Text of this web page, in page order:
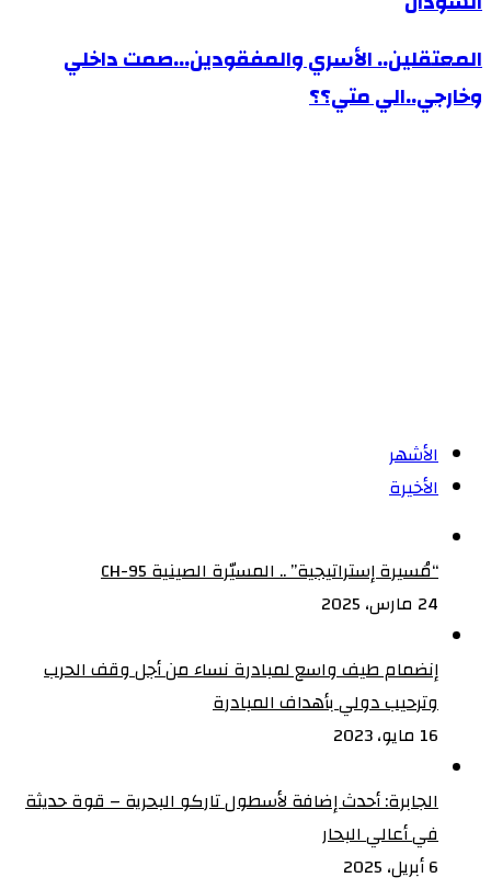
خارطة
طريق
المعتقلين..
الأسري
والمفقودين...صمت
المعتقلين.. الأسري والمفقودين...صمت داخلي
وخارجي..الي متي؟؟
الأشهر
الأخيرة
“مُسيرة إستراتيجية” .. المسيّرة الصينية CH-95
24 مارس، 2025
إنضمام طيف واسع لمبادرة نساء من أجل وقف الحرب
وترحيب دولي بأهداف المبادرة
16 مايو، 2023
الجابرة: أحدث إضافة لأسطول تاركو البحرية – قوة حديثة
في أعالي البحار
6 أبريل، 2025